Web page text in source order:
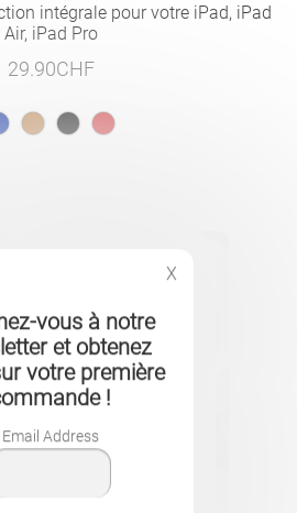
intégrale pour votre iPad, iPad
Air, iPad Pro
29.90CHF
X
vous à notre
et obtenez
votre première
!
Email Address